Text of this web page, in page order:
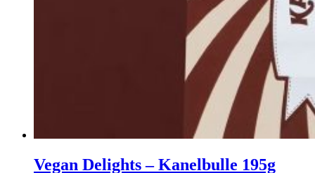
Vegan Delights – Kanelbulle 195g